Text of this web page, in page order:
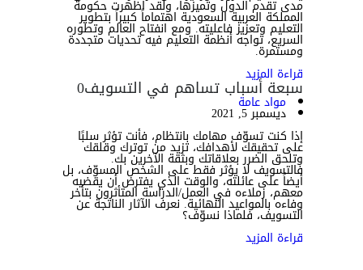
مدى تقدم الدول وتميزها، ولقد اظهرت حكومة
المملكة العربية السعودية اهتماماً كبيراً بتطوير
التعليم وتعزيز فاعليته. ومع انفتاح العالم وتطوره
السريع، تواجه أنظمة التعليم فيه تحديات متجددة
ومستمرة.
قراءة المزيد
سبعة أسباب تساهم في التسويف0
مواد عامة
ديسمبر 5, 2021
إذا كنت تسوّف مهامك بانتظام، فأنت تؤثر سلبًا
على تحقيقك لأهدافك، تزيد من توترك وقلقك
وتلحق الضرر بعلاقاتك وبثقة الآخرين بك.
فالتسويف لا يؤثر فقط على الشخص المسوّف، بل
أيضاً على عائلته، والوقت الذي يفترض أن يقضيه
معهم، زملاءه في العمل/الدراسة المتأثرون بتأخر
وفاءه بالمواعيد النهائية. نعرف الآثار الناتجة عن
التسويف، فلماذا نسوّف؟
قراءة المزيد